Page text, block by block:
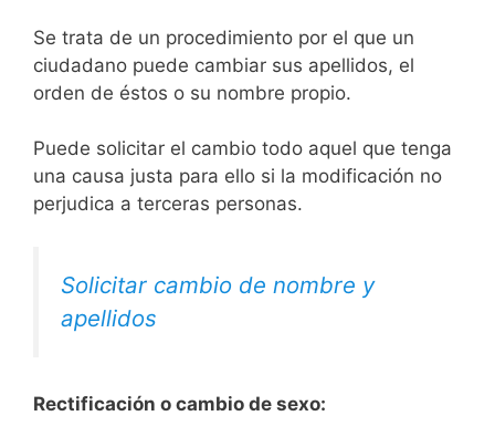
Se trata de un procedimiento por el que un
ciudadano puede cambiar sus apellidos, el
orden de éstos o su nombre propio.
Puede solicitar el cambio todo aquel que tenga
una causa justa para ello si la modificación no
perjudica a terceras personas.
Solicitar cambio de nombre y
apellidos
Rectificación o cambio de sexo: